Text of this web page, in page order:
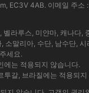
EC3V 4AB. 이메일 주소 :
라루스, 미얀마, 캐나다,
말리아, 수단, 남수단,
세요.
에는 적용되지 않습니다.
투갈, 브라질에는 적용되